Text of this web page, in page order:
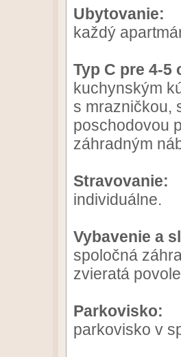
Ubytovanie:
každý
Typ C pre 4-
kuchynským
s mrazničkou,
poschodovou
záhradným
Stravovanie:
individuálne.
Vybavenie a
spoločná
zvieratá
Parkovisko:
parkovisko v